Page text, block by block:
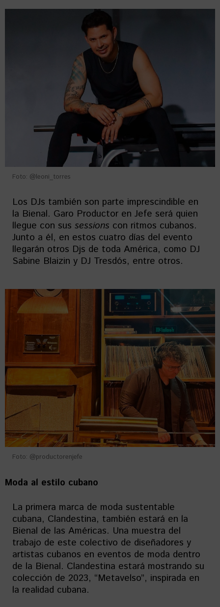
Foto: @leoni_torres
Los DJs también son parte imprescindible en
la Bienal. Garo Productor en Jefe será quien
llegue con sus sessions con ritmos cubanos.
Junto a él, en estos cuatro días del evento
llegarán otros Djs de toda América, como DJ
Sabine Blaizin y DJ Tresdós, entre otros.
Foto: @productorenjefe
Moda al estilo cubano
La primera marca de moda sustentable
cubana, Clandestina, también estará en la
Bienal de las Américas. Una muestra del
trabajo de este colectivo de diseñadores y
artistas cubanos en eventos de moda dentro
de la Bienal. Clandestina estará mostrando su
colección de 2023, “Metavelso”, inspirada en
la realidad cubana.